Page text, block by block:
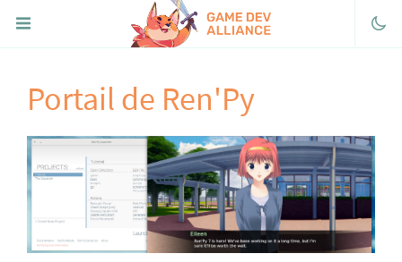
Discord
Twitter
Youtube
itch.io
FaireDesJeux.fr
Portail de Ren'Py